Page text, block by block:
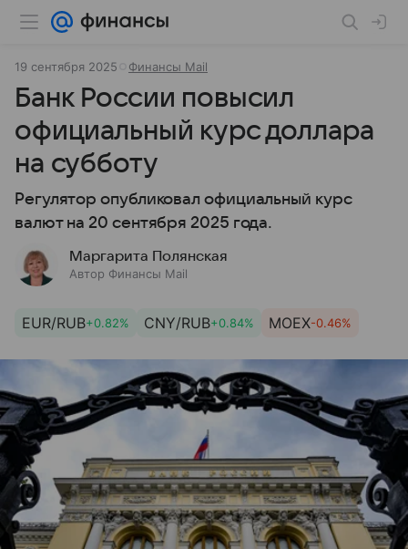
19 сентября 2025 Финансы Mail
Банк России повысил
официальный курс доллара
на субботу
Регулятор опубликовал официальный курс
валют на 20 сентября 2025 года.
Маргарита Полянская
Автор Финансы Mail
EUR/RUB+0.82% CNY/RUB+0.84% MOEX-0.46%